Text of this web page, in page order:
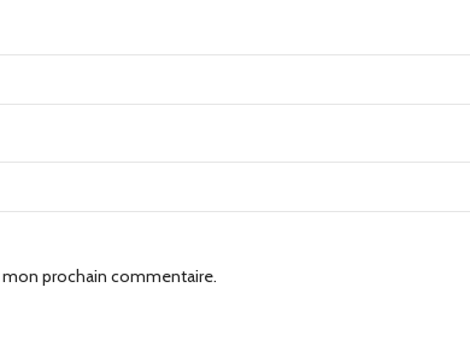
prochain commentaire.